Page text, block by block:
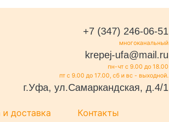
+7 (347) 246-06-51
многоканальный
krepej-ufa@mail.ru
пн-чт с 9.00 до 18.00
пт с 9.00 до 17.00, сб и вс - выходной.
г.Уфа, ул.Самаркандская, д.4/1
и доставка Контакты